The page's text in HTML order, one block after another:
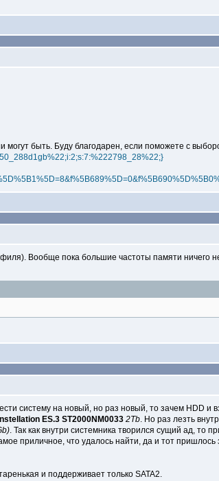
могут быть. Буду благодарен, если поможете с
Вообще пока большие частоты памяти ничего
систему на новый, но раз новый, то зачем HDD и
ES.3 ST2000NM0033 2Tb. Но раз лезть
. Так как внутри системника творился сущий ад, то
приличное, что удалось найти, да и тот
и поддерживает только SATA2.